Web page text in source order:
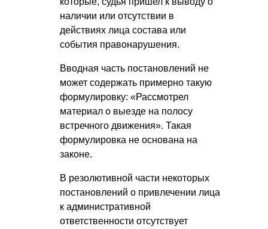
наличии или отсутствии в
действиях лица состава или
события правонарушения.
Вводная часть постановлений не
может содержать примерно такую
формулировку: «Рассмотрел
материал о выезде на полосу
встречного движения». Такая
формулировка не основана на
законе.
В резолютивной части некоторых
постановлений о привлечении лица
к административной
ответственности отсутствует